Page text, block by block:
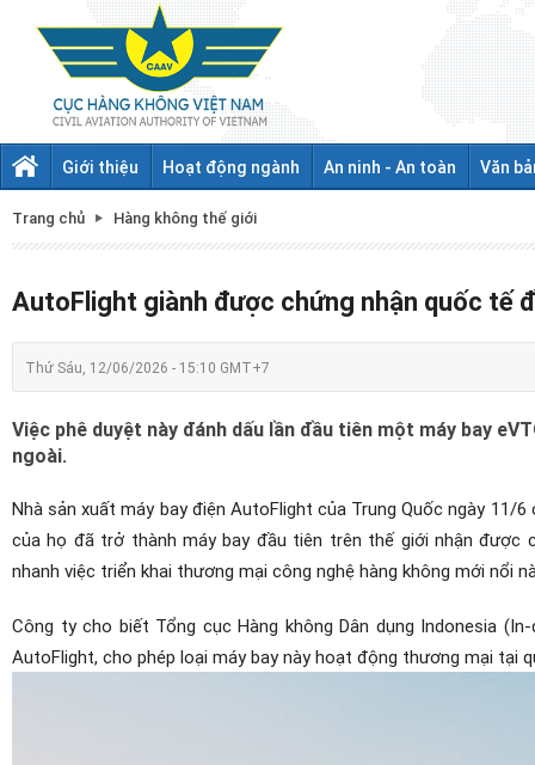
Giới thiệu Hoạt động ngành An ninh - An toàn Văn
Trang chủ Hàng không thế giới
AutoFlight giành được chứng nhận quốc tế
Thứ Sáu, 12/06/2026 - 15:10 GMT+7
Việc phê duyệt này đánh dấu lần đầu tiên một máy bay
ngoài.
Nhà sản xuất máy bay điện AutoFlight của Trung Quốc ngày 11/
của họ đã trở thành máy bay đầu tiên trên thế giới nhận được
nhanh việc triển khai thương mại công nghệ hàng không mới nổi
Công ty cho biết Tổng cục Hàng không Dân dụng Indonesia
AutoFlight, cho phép loại máy bay này hoạt động thương mại tại